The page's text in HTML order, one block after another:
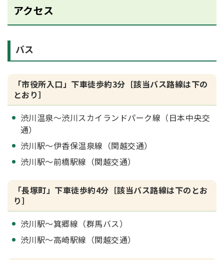
アクセス
バス
「市役所入口」下車徒歩約3分［該当バス路線は下の
とおり］
渋川温泉～渋川スカイランドパーク線（日本中央交
通）
渋川駅～伊香保温泉線（関越交通）
渋川駅～前橋駅線（関越交通）
「長塚町」下車徒歩約4分［該当バス路線は下のとお
り］
渋川駅～箕郷線（群馬バス）
渋川駅～高崎駅線（関越交通）